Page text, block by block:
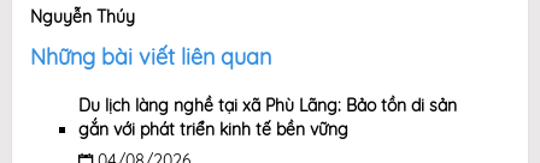
Nguyễn Thúy
Những bài viết liên quan
Du lịch làng nghề tại xã Phù Lãng: Bảo tồn di sản
gắn với phát triển kinh tế bền vững